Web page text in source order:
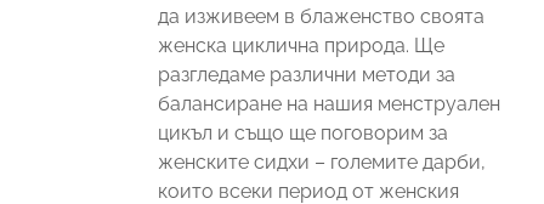
да изживеем в блаженство своята
женска циклична природа. Ще
разгледаме различни методи за
балансиране на нашия менструален
цикъл и също ще поговорим за
женските сидхи – големите дарби,
които всеки период от женския